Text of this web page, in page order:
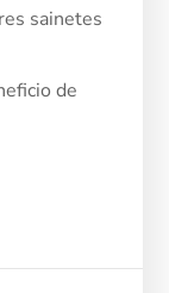
sainetes
de